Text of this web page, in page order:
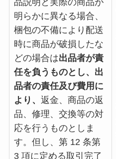
品説明と実際の商品が
明らかに異なる場合、
梱包の不備により配送
時に商品が破損したな
どの場合は出品者が責
任を負うものとし、出
品者の責任及び費用に
より、 返金、商品の返
品、修理、交換等の対
応を行うものとしま
す。但し、第 12 条第
3 項に定める取引完了